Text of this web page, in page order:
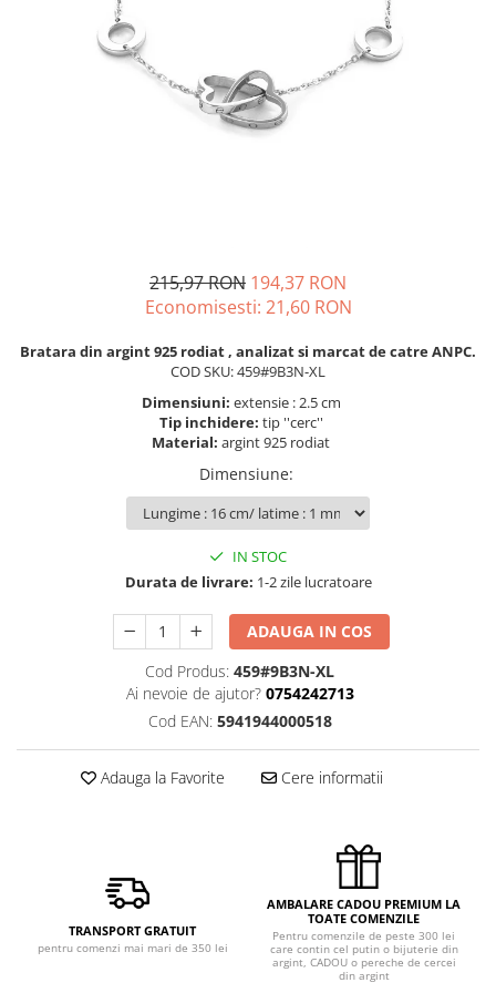
BRATARA TIP ROZARIU
215,97 RON 194,37 RON
Economisesti: 21,60 RON
Bratara din argint 925 rodiat , analizat si marcat de catre ANPC.
COD SKU: 459#9B3N-XL
Dimensiuni: extensie : 2.5 cm
Tip inchidere: tip ''cerc''
Material: argint 925 rodiat
Dimensiune:
IN STOC
Durata de livrare: 1-2 zile lucratoare
ADAUGA IN COS
Cod Produs: 459#9B3N-XL
Ai nevoie de ajutor? 0754242713
Cod EAN: 5941944000518
Adauga la Favorite Cere informatii
TRANSPORT GRATUIT
pentru comenzi mai mari de 350 lei
AMBALARE CADOU PREMIUM LA
TOATE COMENZILE
Pentru comenzile de peste 300 lei
care contin cel putin o bijuterie din
argint, CADOU o pereche de cercei
din argint